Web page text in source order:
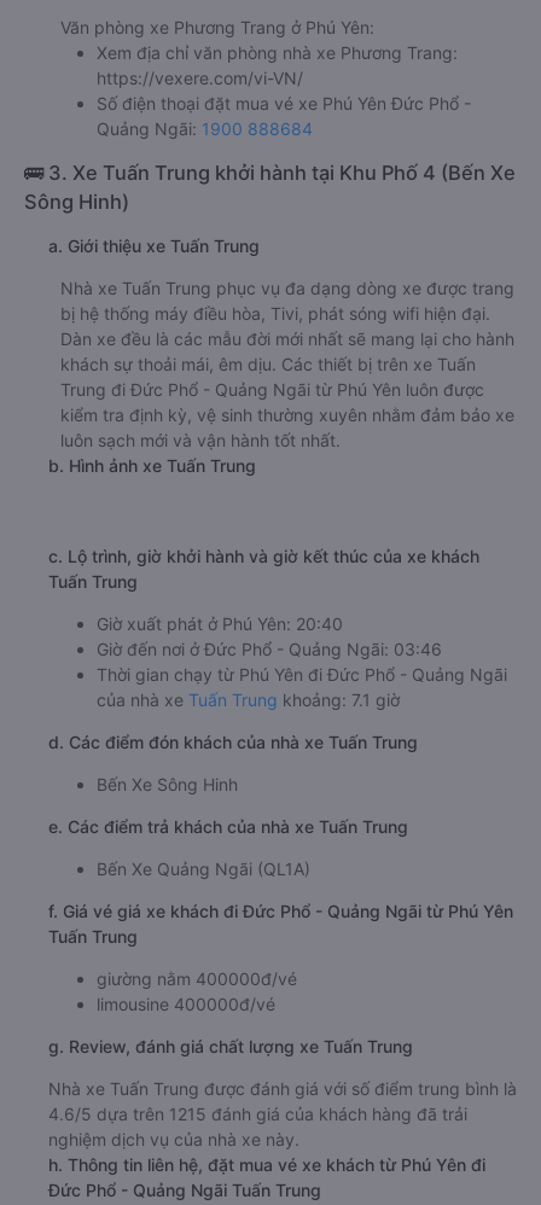
Văn phòng xe Phương Trang ở Phú Yên:
Xem địa chỉ văn phòng nhà xe Phương Trang:
https://vexere.com/vi-VN/
Số điện thoại đặt mua vé xe Phú Yên Đức Phổ -
Quảng Ngãi: 1900 888684
🚌 3. Xe Tuấn Trung khởi hành tại Khu Phố 4 (Bến Xe
Sông Hinh)
a. Giới thiệu xe Tuấn Trung
Nhà xe Tuấn Trung phục vụ đa dạng dòng xe được trang
bị hệ thống máy điều hòa, Tivi, phát sóng wifi hiện đại.
Dàn xe đều là các mẫu đời mới nhất sẽ mang lại cho hành
khách sự thoải mái, êm dịu. Các thiết bị trên xe Tuấn
Trung đi Đức Phổ - Quảng Ngãi từ Phú Yên luôn được
kiểm tra định kỳ, vệ sinh thường xuyên nhằm đảm bảo xe
luôn sạch mới và vận hành tốt nhất.
b. Hình ảnh xe Tuấn Trung
c. Lộ trình, giờ khởi hành và giờ kết thúc của xe khách
Tuấn Trung
Giờ xuất phát ở Phú Yên: 20:40
Giờ đến nơi ở Đức Phổ - Quảng Ngãi: 03:46
Thời gian chạy từ Phú Yên đi Đức Phổ - Quảng Ngãi
của nhà xe Tuấn Trung khoảng: 7.1 giờ
d. Các điểm đón khách của nhà xe Tuấn Trung
Bến Xe Sông Hinh
e. Các điểm trả khách của nhà xe Tuấn Trung
Bến Xe Quảng Ngãi (QL1A)
f. Giá vé giá xe khách đi Đức Phổ - Quảng Ngãi từ Phú Yên
Tuấn Trung
giường nằm 400000đ/vé
limousine 400000đ/vé
g. Review, đánh giá chất lượng xe Tuấn Trung
Nhà xe Tuấn Trung được đánh giá với số điểm trung bình là
4.6/5 dựa trên 1215 đánh giá của khách hàng đã trải
nghiệm dịch vụ của nhà xe này.
h. Thông tin liên hệ, đặt mua vé xe khách từ Phú Yên đi
Đức Phổ - Quảng Ngãi Tuấn Trung